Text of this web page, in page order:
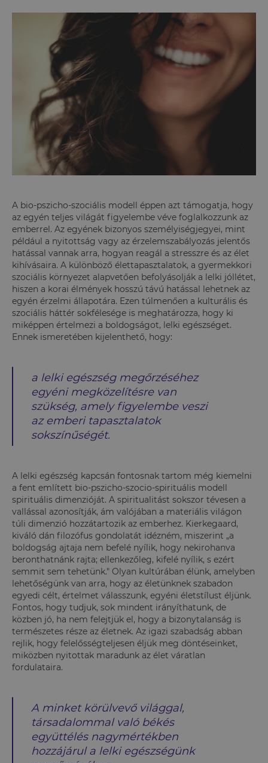
A bio-pszicho-szociális modell éppen azt támogatja, hogy
az egyén teljes világát figyelembe véve foglalkozzunk az
emberrel. Az egyének bizonyos személyiségjegyei, mint
például a nyitottság vagy az érzelemszabályozás jelentős
hatással vannak arra, hogyan reagál a stresszre és az élet
kihívásaira. A különböző élettapasztalatok, a gyermekkori
szociális környezet alapvetően befolyásolják a lelki jóllétet,
hiszen a korai élmények hosszú távú hatással lehetnek az
egyén érzelmi állapotára. Ezen túlmenően a kulturális és
szociális háttér sokfélesége is meghatározza, hogy ki
miképpen értelmezi a boldogságot, lelki egészséget.
Ennek ismeretében kijelenthető, hogy:
a lelki egészség megőrzéséhez
egyéni megközelítésre van
szükség, amely figyelembe veszi
az emberi tapasztalatok
sokszínűségét.
A lelki egészség kapcsán fontosnak tartom még kiemelni
a fent említett bio-pszicho-szocio-spirituális modell
spirituális dimenzióját. A spiritualitást sokszor tévesen a
vallással azonosítják, ám valójában a materiális világon
túli dimenzió hozzátartozik az emberhez. Kierkegaard,
kiváló dán filozófus gondolatát idézném, miszerint „a
boldogság ajtaja nem befelé nyílik, hogy nekirohanva
beronthatnánk rajta; ellenkezőleg, kifelé nyílik, s ezért
semmit sem tehetünk." Olyan kultúrában élünk, amelyben
lehetőségünk van arra, hogy az életünknek szabadon
egyedi célt, értelmet válasszunk, egyéni életstílust éljünk.
Fontos, hogy tudjuk, sok mindent irányíthatunk, de
közben jó, ha nem felejtjük el, hogy a bizonytalanság is
természetes része az életnek. Az igazi szabadság abban
rejlik, hogy felelősségteljesen éljük meg döntéseinket,
miközben nyitottak maradunk az élet váratlan
fordulataira.
A minket körülvevő világgal,
társadalommal való békés
együttélés nagymértékben
hozzájárul a lelki egészségünk